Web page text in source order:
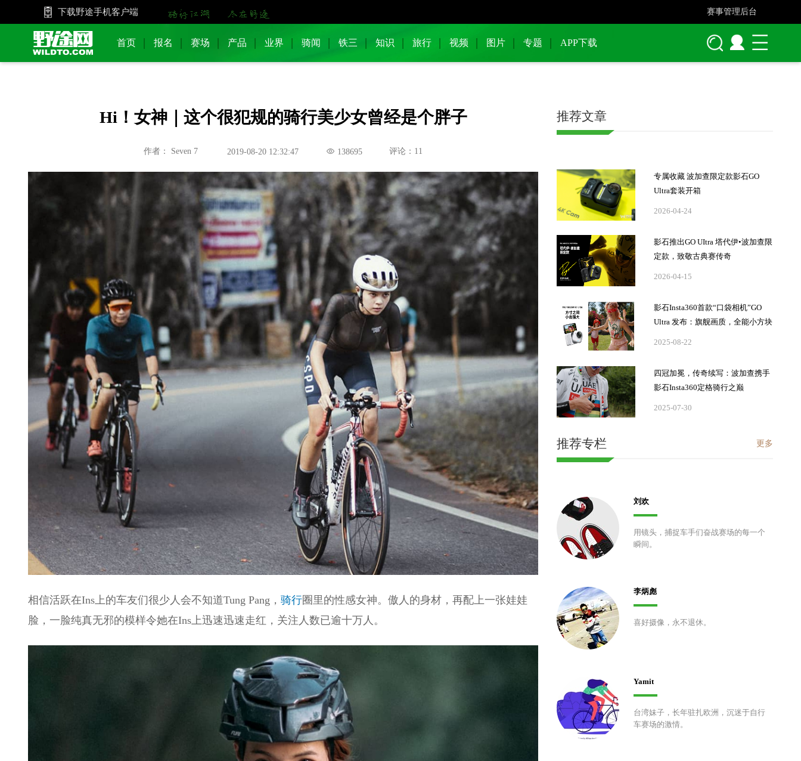
下载野途手机客户端 赛事管理后台
首页 报名 赛场 产品 业界 骑闻 铁三 知识 旅行 视频 图片 专题 APP下载
Hi！女神｜这个很犯规的骑行美少女曾经是个胖子
作者： Seven 7 2019-08-20 12:32:47 138695 评论：11
相信活跃在Ins上的车友们很少人会不知道Tung Pang， 骑行圈里的性感女神。傲人的身材，再配上一张娃娃
脸，一脸纯真无邪的模样令她在Ins上迅速迅速走红，关注人数已逾十万人。
推荐文章
专属收藏 波加查限定款影石GO
Ultra套装开箱
2026-04-24
影石推出GO UItra 塔代伊•波加查限
定款，致敬古典赛传奇
2026-04-15
影石Insta360首款“口袋相机”GO
Ultra 发布：旗舰画质，全能小方块
2025-08-22
四冠加冕，传奇续写：波加查携手
影石Insta360定格骑行之巅
2025-07-30
推荐专栏 更多
刘欢
用镜头，捕捉车手们奋战赛场的每一个
瞬间。
李炳彪
喜好摄像，永不退休。
Yamit
台湾妹子，长年驻扎欧洲，沉迷于自行
车赛场的激情。